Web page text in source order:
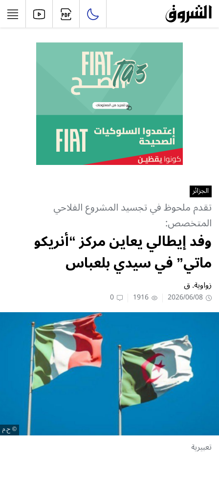
الجزائر
تقدم ملحوظ في تجسيد المشروع الفلاحي
المتخصص:
وفد إيطالي يعاين مركز “أنريكو
ماتي” في سيدي بلعباس
زواوية. ق
2026/06/08
1916
0
ح.م
تعبيرية